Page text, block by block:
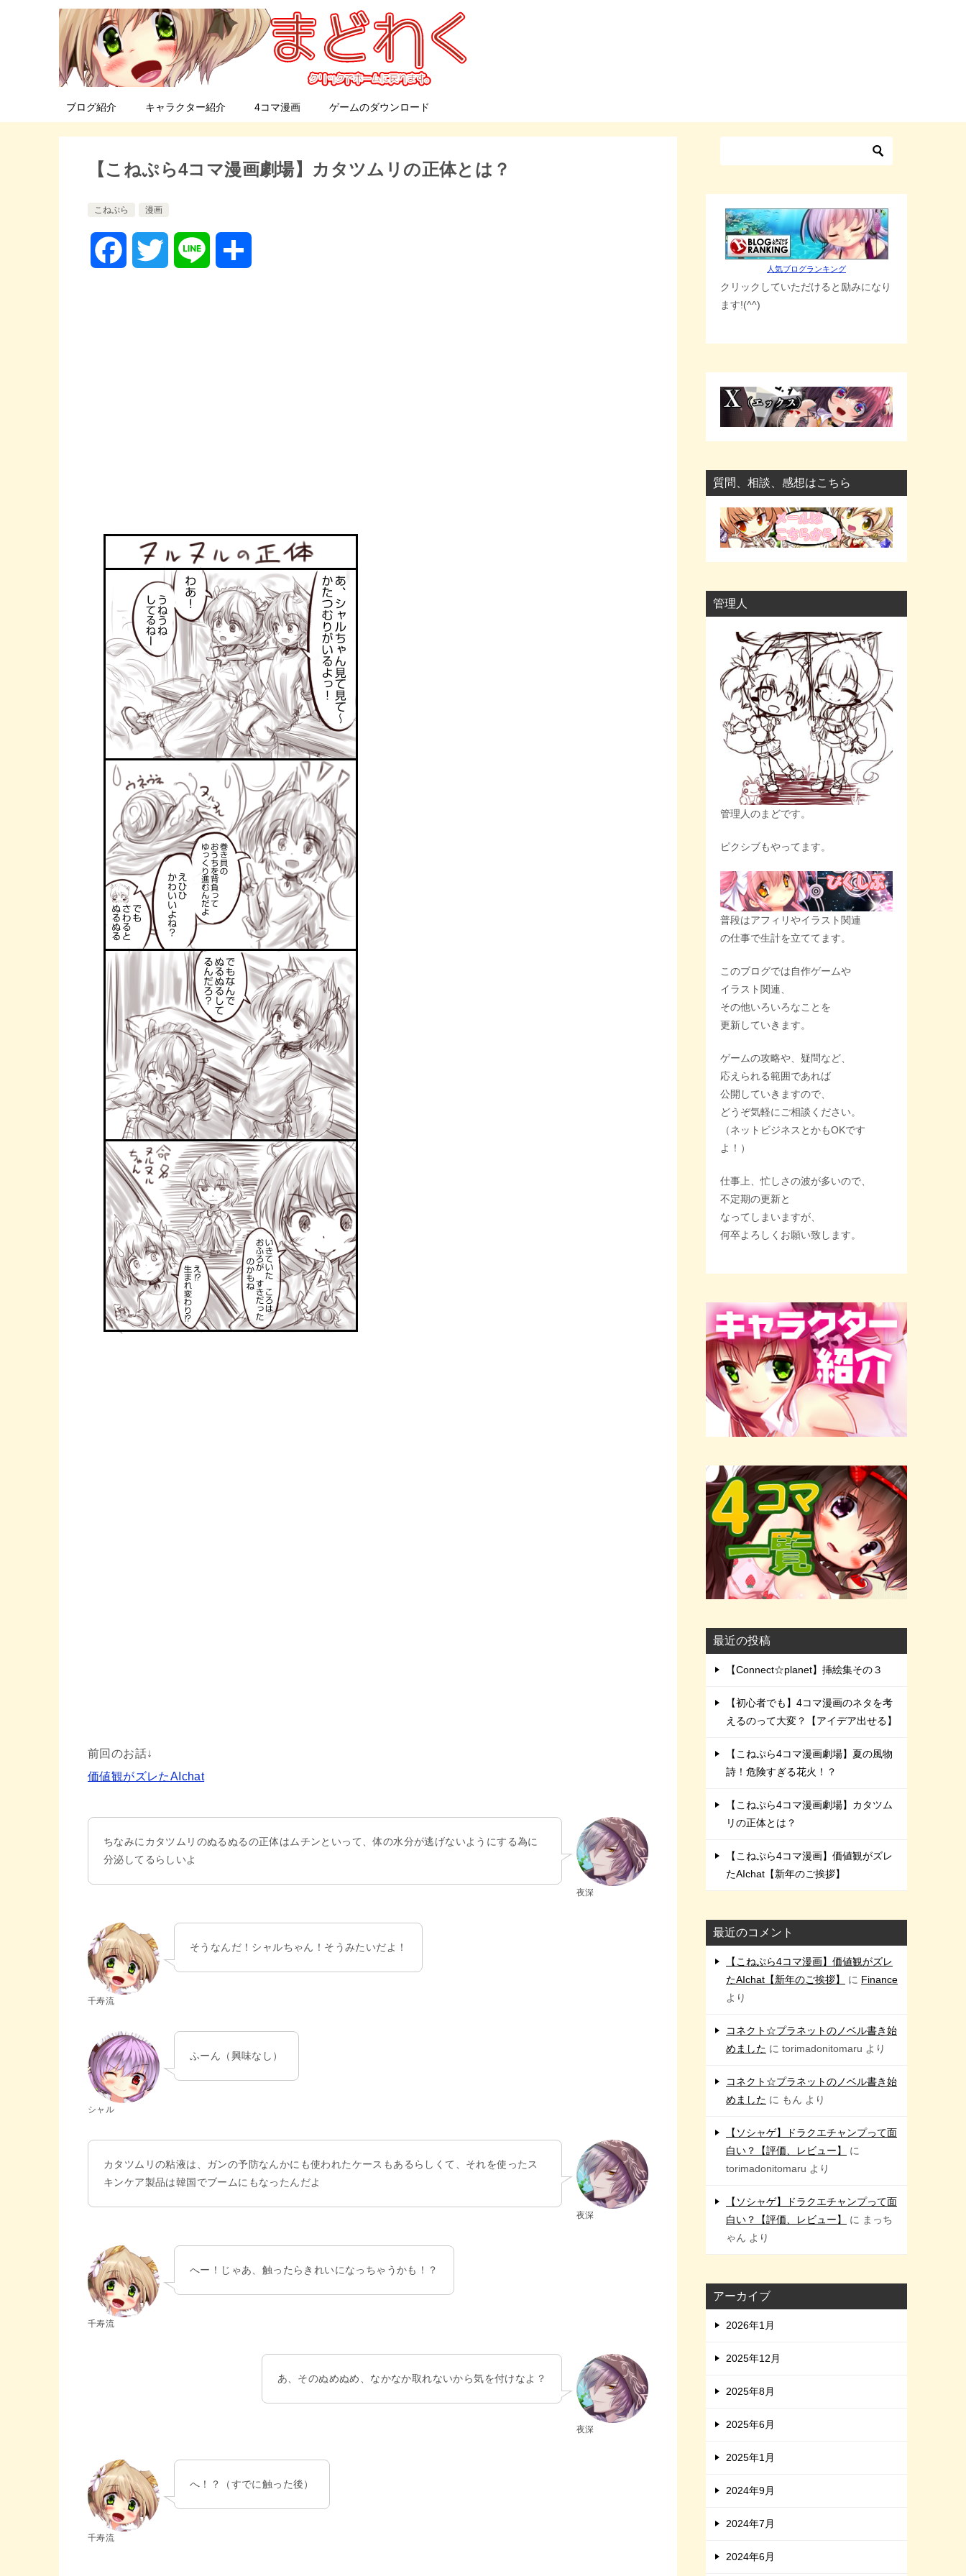
ブログ紹介 キャラクター紹介 4コマ漫画 ゲームのダウンロード
【こねぷら4コマ漫画劇場】カタツムリの正体とは？
こねぷら 漫画
前回のお話↓
価値観がズレたAIchat
夜深
ちなみにカタツムリのぬるぬるの正体はムチンといって、体の水分が逃げないようにする為に
分泌してるらしいよ
千寿流
そうなんだ！シャルちゃん！そうみたいだよ！
シャル
ふーん（興味なし）
夜深
カタツムリの粘液は、ガンの予防なんかにも使われたケースもあるらしくて、それを使ったス
キンケア製品は韓国でブームにもなったんだよ
千寿流
へー！じゃあ、触ったらきれいになっちゃうかも！？
夜深
あ、そのぬめぬめ、なかなか取れないから気を付けなよ？
千寿流
へ！？（すでに触った後）
人気ブログランキング
クリックしていただけると励みになり
ます!(^^)
質問、相談、感想はこちら
管理人
管理人のまどです。
ピクシブもやってます。
普段はアフィリやイラスト関連
の仕事で生計を立ててます。
このブログでは自作ゲームや
イラスト関連、
その他いろいろなことを
更新していきます。
ゲームの攻略や、疑問など、
応えられる範囲であれば
公開していきますので、
どうぞ気軽にご相談ください。
（ネットビジネスとかもOKです
よ！）
仕事上、忙しさの波が多いので、
不定期の更新と
なってしまいますが、
何卒よろしくお願い致します。
最近の投稿
【Connect☆planet】挿絵集その３
【初心者でも】4コマ漫画のネタを考
えるのって大変？【アイデア出せる】
【こねぷら4コマ漫画劇場】夏の風物
詩！危険すぎる花火！？
【こねぷら4コマ漫画劇場】カタツム
リの正体とは？
【こねぷら4コマ漫画】価値観がズレ
たAIchat【新年のご挨拶】
最近のコメント
【こねぷら4コマ漫画】価値観がズレ
たAIchat【新年のご挨拶】
に Finance
より
コネクト☆プラネットのノベル書き始
めました に torimadonitomaru より
コネクト☆プラネットのノベル書き始
めました に もん より
【ソシャゲ】ドラクエチャンプって面
白い？【評価、レビュー】
に
torimadonitomaru より
【ソシャゲ】ドラクエチャンプって面
白い？【評価、レビュー】
に まっち
ゃん より
アーカイブ
2026年1月
2025年12月
2025年8月
2025年6月
2025年1月
2024年9月
2024年7月
2024年6月